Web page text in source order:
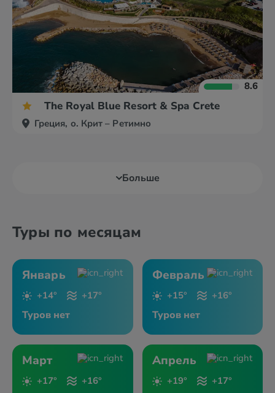
8.6
The Royal Blue Resort & Spa Crete
Греция, о. Крит – Ретимно
Больше
Туры по месяцам
Январь
+14° +17°
Туров нет
Февраль
+15° +16°
Туров нет
Март
+17° +16°
Апрель
+19° +17°